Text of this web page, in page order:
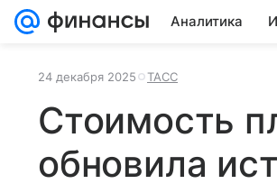
Аналитика
24 декабря 2025 ТАСС
Стоимость
обновила